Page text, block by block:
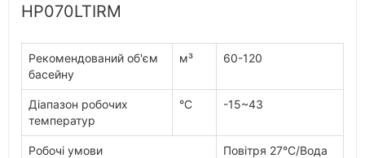
HP070LTIRM
Рекомендований об'єм
басейну
м³ 60-120
Діапазон робочих
температур
°C -15~43
Робочі умови
Повітря 27°C/Вода